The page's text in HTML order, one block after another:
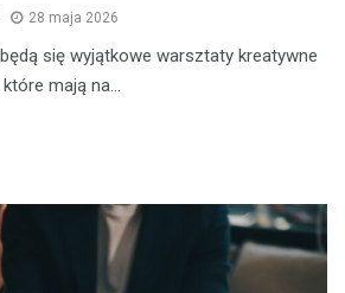
28 maja 2026
się wyjątkowe warsztaty kreatywne
mają na…